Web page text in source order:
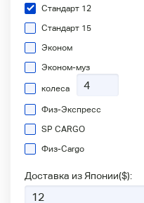
Стандарт 12
Стандарт 15
Эконом
Эконом-муз
колеса
Физ-Экспресс
SP CARGO
Физ-Сargo
Доставка из Японии($):